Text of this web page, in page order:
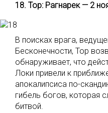
18. Тор: Рагнарек — 2
В поисках врага,
Бесконечности, Тор
обнаруживает, что
Локи привели к
апокалипсиса по-
гибель богов, которая
битвой.